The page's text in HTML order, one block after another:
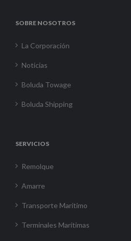
SOBRE NOSOTROS
La Corporación
Noticias
Boluda Towage
Boluda Shipping
SERVICIOS
Remolque
Amarre
Transporte Marítimo
Terminales Marítimas